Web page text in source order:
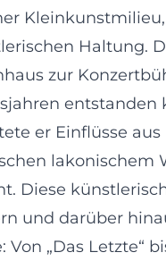
Haltung.
zur
er Einflüsse
lakonischem
Diese
und darüber
„Das Letzte“